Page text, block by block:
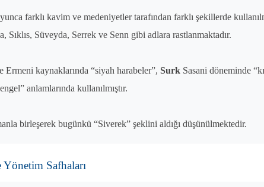
farklı kavim ve medeniyetler tarafından farklı şekillerde
Sıklıs, Süveyda, Serrek ve Senn gibi adlara rastlanmaktadır.
Ermeni kaynaklarında “siyah harabeler”,Surk Sasani döneminde
anlamlarında kullanılmıştır.
birleşerek bugünkü “Siverek” şeklini aldığı düşünülmektedir.
Safhaları